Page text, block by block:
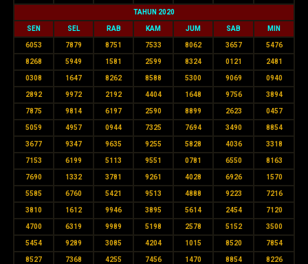
TAHUN 2020
SEN SEL RAB KAM JUM SAB MIN
6053 7879 8751 7533 8062 3657 5476
8268 5949 1581 2599 8324 0121 2481
0308 1647 8262 8588 5300 9069 0940
2892 9972 2192 4404 1648 9756 3894
7875 9814 6197 2590 8899 2623 0457
5059 4957 0944 7325 7694 3490 8854
3677 9347 9635 9255 5828 4036 3318
7153 6199 5113 9551 0781 6550 8163
7690 1332 3781 9261 4028 6926 1570
5585 6760 5421 9513 4888 9223 7216
3810 1612 9946 3895 5614 2454 7120
4700 6319 9989 5198 2578 5152 3500
5454 9289 3085 4204 1015 8520 7854
8527 7368 4255 7456 1470 8854 8226